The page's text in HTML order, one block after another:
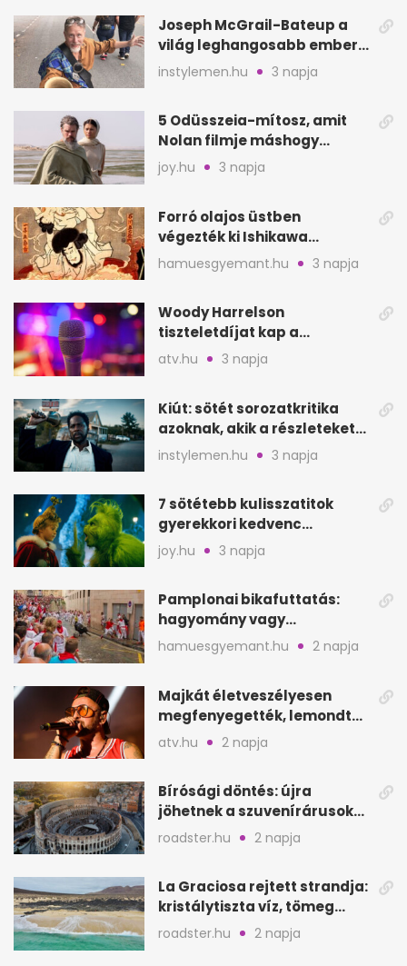
Joseph McGrail-Bateup a
világ leghangosabb embere
lett Ausztráliából
instylemen.hu 3 napja
5 Odüsszeia-mítosz, amit
Nolan filmje máshogy
mutat, mint Homérosz
joy.hu 3 napja
Forró olajos üstben
végezték ki Ishikawa
Goemont, Japán Robin
Hoodját
hamuesgyemant.hu 3 napja
Woody Harrelson
tiszteletdíjat kap a
Szarajevói Filmfesztiválon
atv.hu 3 napja
Kiút: sötét sorozatkritika
azoknak, akik a részleteket
keresik
instylemen.hu 3 napja
7 sötétebb kulisszatitok
gyerekkori kedvenc
filmjeinkről a Joy szerint
joy.hu 3 napja
Pamplonai bikafuttatás:
hagyomány vagy
értelmetlen vérontás?
hamuesgyemant.hu 2 napja
Majkát életveszélyesen
megfenyegették, lemondta
a sepsiszentgyörgyi
atv.hu 2 napja
Bírósági döntés: újra
jöhetnek a szuvenírárusok
Európa ikonikus helyére
roadster.hu 2 napja
La Graciosa rejtett strandja:
kristálytiszta víz, tömeg
nélkül
roadster.hu 2 napja